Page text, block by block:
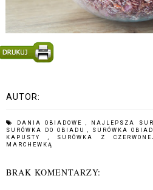
AUTOR:
DANIA OBIADOWE, NAJLEPSZA
SURÓWKA DO OBIADU, SURÓWKA
KAPUSTY , SURÓWKA Z
MARCHEWKĄ
BRAK KOMENTARZY: